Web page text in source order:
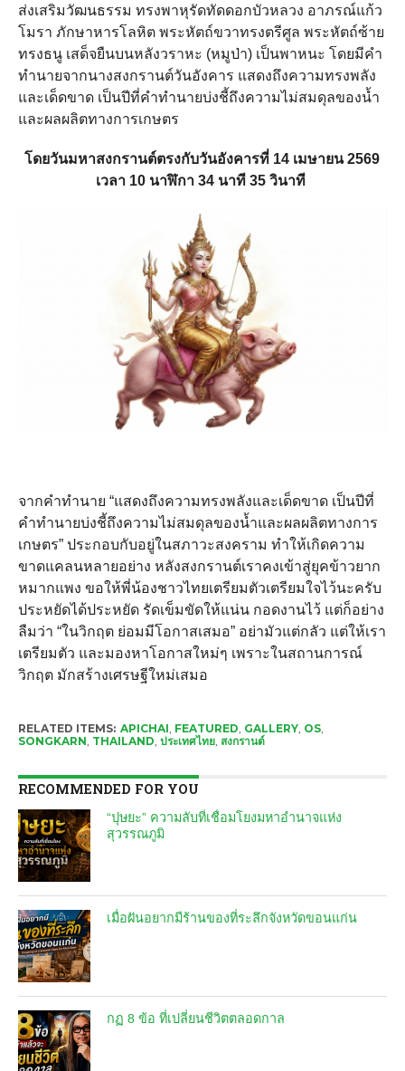
ส่งเสริมวัฒนธรรม ทรงพาหุรัดทัดดอกบัวหลวง อาภรณ์แก้ว
โมรา ภักษาหารโลหิต พระหัตถ์ขวาทรงตรีศูล พระหัตถ์ซ้าย
ทรงธนู เสด็จยืนบนหลังวราหะ (หมูป่า) เป็นพาหนะ โดยมีคำ
ทำนายจากนางสงกรานต์วันอังคาร แสดงถึงความทรงพลัง
และเด็ดขาด เป็นปีที่คำทำนายบ่งชี้ถึงความไม่สมดุลของน้ำ
และผลผลิตทางการเกษตร
โดยวันมหาสงกรานต์ตรงกับวันอังคารที่ 14 เมษายน 2569
เวลา 10 นาฬิกา 34 นาที 35 วินาที
จากคำทำนาย “แสดงถึงความทรงพลังและเด็ดขาด เป็นปีที่
คำทำนายบ่งชี้ถึงความไม่สมดุลของน้ำและผลผลิตทางการ
เกษตร” ประกอบกับอยู่ในสภาวะสงคราม ทำให้เกิดความ
ขาดแคลนหลายอย่าง หลังสงกรานต์เราคงเข้าสู่ยุคข้าวยาก
หมากแพง ขอให้พี่น้องชาวไทยเตรียมตัวเตรียมใจไว้นะครับ
ประหยัดได้ประหยัด รัดเข็มขัดให้แน่น กอดงานไว้ แต่ก็อย่าง
ลืมว่า “ในวิกฤต ย่อมมีโอกาสเสมอ” อย่ามัวแต่กลัว แต่ให้เรา
เตรียมตัว และมองหาโอกาสใหม่ๆ เพราะในสถานการณ์
วิกฤต มักสร้างเศรษฐีใหม่เสมอ
RELATED ITEMS: APICHAI FEATURED GALLERY, OS,
SONGKARN THAILAND ประเทศไทย, สงกรานต์
RECOMMENDED FOR YOU
“ปุษยะ” ความลับที่เชื่อมโยงมหาอำนาจแห่ง
สุวรรณภูมิ
เมื่อฝันอยากมีร้านของที่ระลึกจังหวัดขอนแก่น
กฏ 8 ข้อ ที่เปลี่ยนชีวิตตลอดกาล